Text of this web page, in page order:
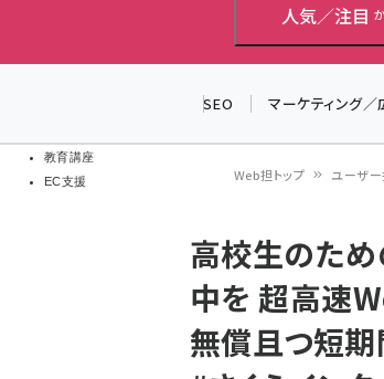
教育講座
EC支援
人気／注目
SEO マーケティング／
ン
く
ず
Web担トップ ユーザ
高校生のため
中を 超高速
無償且つ短